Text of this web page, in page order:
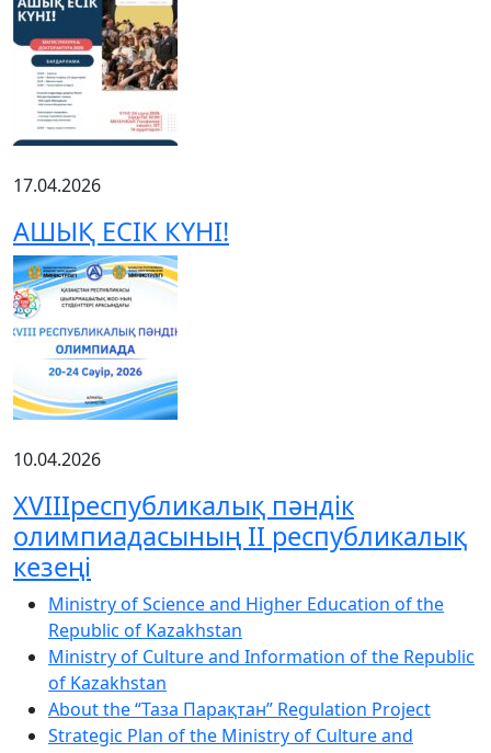
17.04.2026
АШЫҚ ЕСІК КҮНІ!
10.04.2026
XVIIIреспубликалық пәндік
олимпиадасының ІІ республикалық
кезеңі
Ministry of Science and Higher Education of the
Republic of Kazakhstan
Ministry of Culture and Information of the Republic
of Kazakhstan
About the “Таза Парақтан” Regulation Project
Strategic Plan of the Ministry of Culture and